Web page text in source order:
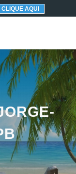
CLIQUE AQUI